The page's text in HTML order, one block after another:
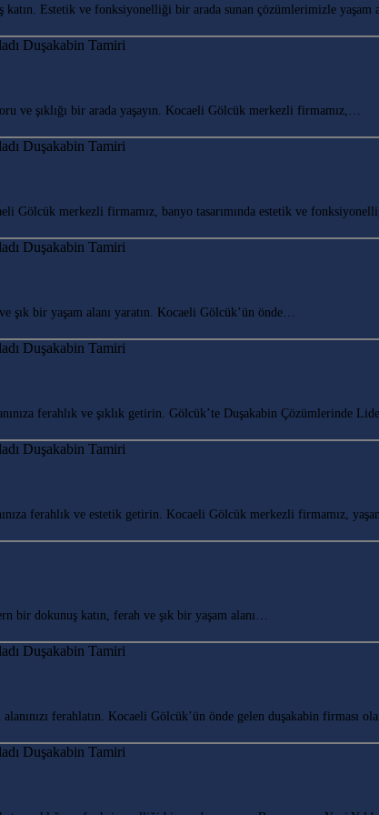
Estetik ve fonksiyonelliği bir arada sunan çözümlerimizle yaşam
ve şıklığı bir arada yaşayın. Kocaeli Gölcük merkezli firmamız,…
Gölcük merkezli firmamız, banyo tasarımında estetik ve
şık bir yaşam alanı yaratın. Kocaeli Gölcük’ün önde…
ferahlık ve şıklık getirin. Gölcük’te Duşakabin Çözümlerinde
ferahlık ve estetik getirin. Kocaeli Gölcük merkezli firmamız,
bir dokunuş katın, ferah ve şık bir yaşam alanı…
ferahlatın. Kocaeli Gölcük’ün önde gelen duşakabin firması